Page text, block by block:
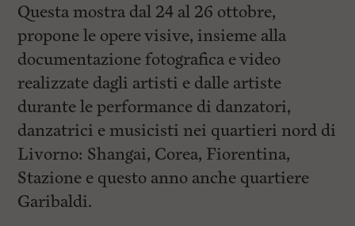
Questa mostra dal 24 al 26 ottobre,
propone le opere visive, insieme alla
documentazione fotografica e video
realizzate dagli artisti e dalle artiste
durante le performance di danzatori,
danzatrici e musicisti nei quartieri nord di
Livorno: Shangai, Corea, Fiorentina,
Stazione e questo anno anche quartiere
Garibaldi.